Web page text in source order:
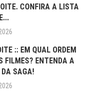
CONFIRA A LISTA
:: EM QUAL ORDEM
FILMES? ENTENDA A
DA SAGA!